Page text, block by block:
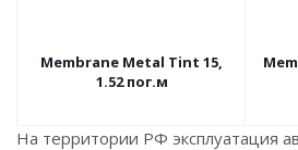
Membrane Metal Tint 15,
1.52 пог.м
На территории РФ эксплуатация